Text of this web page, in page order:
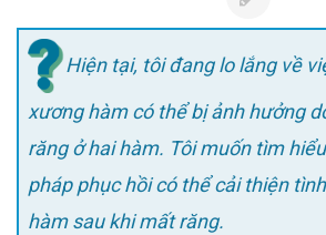
Hiện tại, tôi đang lo lắng về
xương hàm có thể bị ảnh hưởng
răng ở hai hàm. Tôi muốn tìm
pháp phục hồi có thể cải thiện
hàm sau khi mất răng.